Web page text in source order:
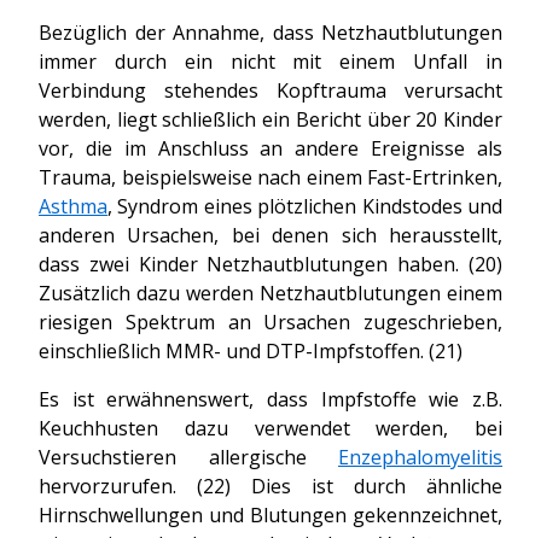
Bezüglich der Annahme, dass Netzhautblutungen
immer durch ein nicht mit einem Unfall in
Verbindung stehendes Kopftrauma verursacht
werden, liegt schließlich ein Bericht über 20 Kinder
vor, die im Anschluss an andere Ereignisse als
Trauma, beispielsweise nach einem Fast-Ertrinken,
Asthma, Syndrom eines plötzlichen Kindstodes und
anderen Ursachen, bei denen sich herausstellt,
dass zwei Kinder Netzhautblutungen haben. (20)
Zusätzlich dazu werden Netzhautblutungen einem
riesigen Spektrum an Ursachen zugeschrieben,
einschließlich MMR- und DTP-Impfstoffen. (21)
Es ist erwähnenswert, dass Impfstoffe wie z.B.
Keuchhusten dazu verwendet werden, bei
Versuchstieren allergische Enzephalomyelitis
hervorzurufen. (22) Dies ist durch ähnliche
Hirnschwellungen und Blutungen gekennzeichnet,